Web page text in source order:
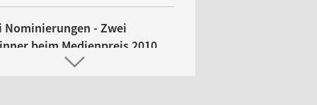
Nominierungen - Zwei
beim Medienpreis 2010
| 11.21 | rmwalter